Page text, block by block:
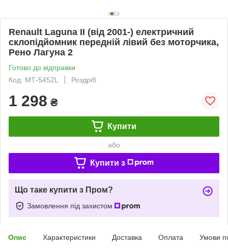
Renault Laguna II (від 2001-) електричний
склопідйомник передній лівий без моторчика,
Рено Лагуна 2
Готово до відправки
Код: МТ-5452L
Роздріб
1 298 ₴
Купити
або
Купити з
Що таке купити з Пром?
Замовлення під захистом
Опис Характеристики Доставка Оплата Умови